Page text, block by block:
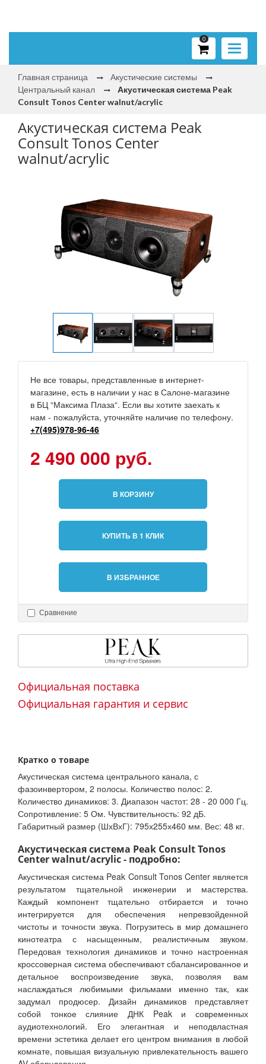
Toggle
0
Главная страница
Акустические системы
Центральный канал
Акустическая система Peak
Consult Tonos Center walnut/acrylic
Акустическая система Peak
Consult Tonos Center
walnut/acrylic
Не все товары, представленные в интернет-
магазине, есть в наличии у нас в Салоне-магазине
в БЦ “Максима Плаза“. Если вы хотите заехать к
нам - пожалуйста, уточняйте наличие по телефону.
+7(495)978-96-46
2 490 000 руб.
В КОРЗИНУ
КУПИТЬ В 1 КЛИК
В ИЗБРАННОЕ
Сравнение
Официальная поставка
Официальная гарантия и сервис
Кратко о товаре
Акустическая система центрального канала, с
фазоинвертором, 2 полосы. Количество полос: 2.
Количество динамиков: 3. Диапазон частот: 28 - 20 000 Гц.
Сопротивление: 5 Ом. Чувствительность: 92 дБ.
Габаритный размер (ШхВхГ): 795х255х460 мм. Вес: 48 кг.
Акустическая система Peak Consult Tonos
Center walnut/acrylic - подробно:
Акустическая система Peak Consult Tonos Center является
результатом тщательной инженерии и мастерства.
Каждый компонент тщательно отбирается и точно
интегрируется для обеспечения непревзойденной
чистоты и точности звука. Погрузитесь в мир домашнего
кинотеатра с насыщенным, реалистичным звуком.
Передовая технология динамиков и точно настроенная
кроссоверная система обеспечивают сбалансированное и
детальное воспроизведение звука, позволяя вам
наслаждаться любимыми фильмами именно так, как
задумал продюсер. Дизайн динамиков представляет
собой тонкое слияние ДНК Peak и современных
аудиотехнологий. Его элегантная и неподвластная
времени эстетика делает его центром внимания в любой
комнате, повышая визуальную привлекательность вашего